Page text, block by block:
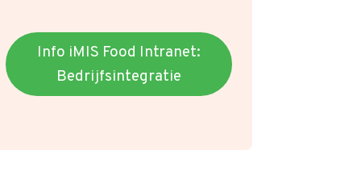
Info iMIS Food Intranet:
Bedrijfsintegratie